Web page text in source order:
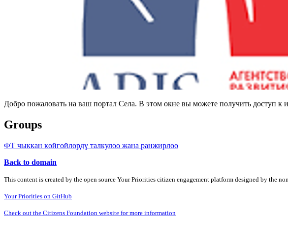
Добро пожаловать на ваш портал Села. В этом окне вы можете получить
Groups
ФТ чыккан көйгөйлөрдү талкулоо жана ранжирлөө
Back to domain
This content is created by the open source Your Priorities citizen engagement platform designed by the
Your Priorities on GitHub
Check out the Citizens Foundation website for more information